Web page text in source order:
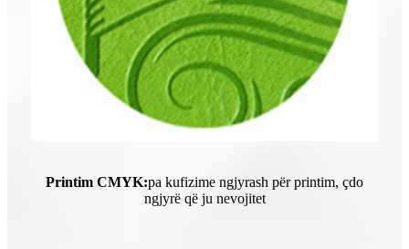
Printim CMYK:pa kufizime ngjyrash për printim, çdo
ngjyrë që ju nevojitet